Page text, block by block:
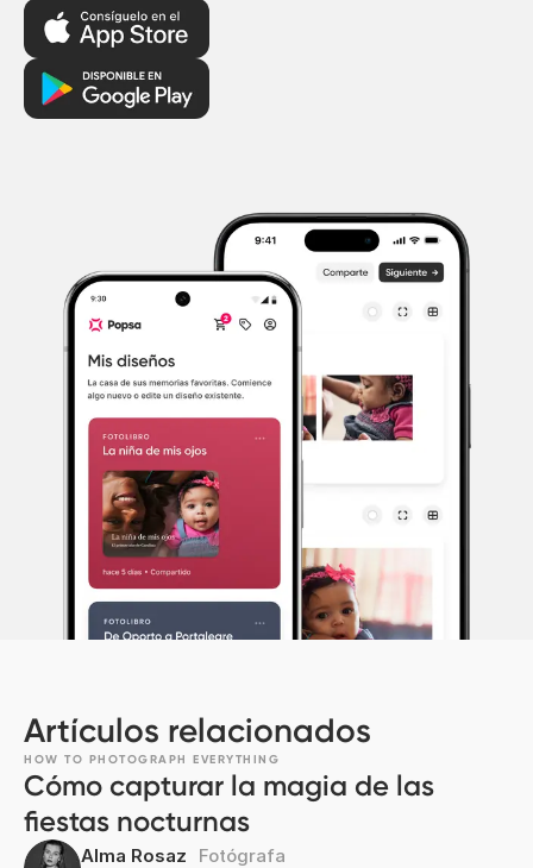
Artículos relacionados
HOW TO PHOTOGRAPH EVERYTHING
Cómo capturar la magia de las
fiestas nocturnas
Alma Rosaz Fotógrafa